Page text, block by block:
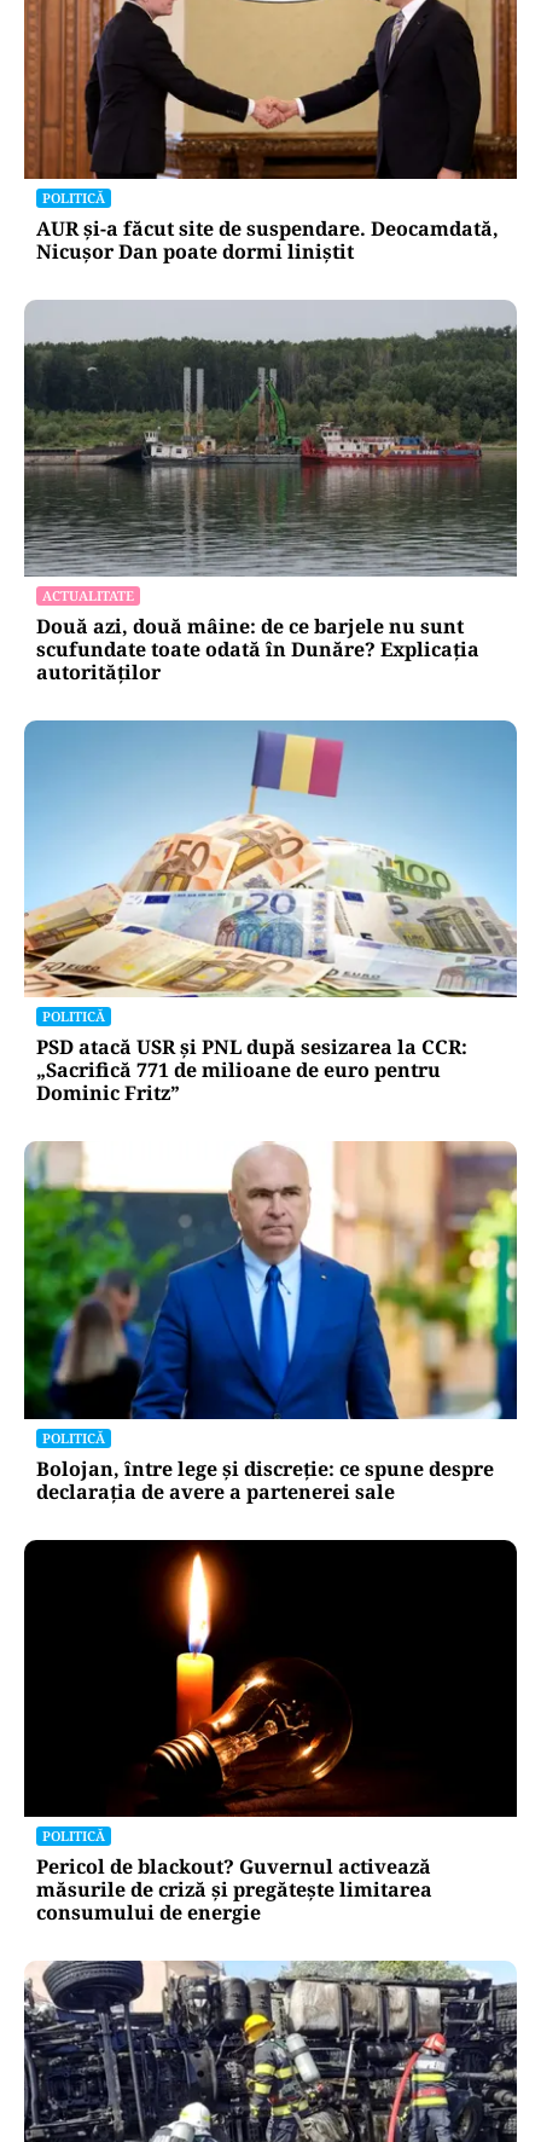
POLITICĂ
AUR și-a făcut site de suspendare. Deocamdată,
Nicușor Dan poate dormi liniștit
ACTUALITATE
Două azi, două mâine: de ce barjele nu sunt
scufundate toate odată în Dunăre? Explicația
autorităților
POLITICĂ
PSD atacă USR și PNL după sesizarea la CCR:
„Sacrifică 771 de milioane de euro pentru
Dominic Fritz”
POLITICĂ
Bolojan, între lege și discreție: ce spune despre
declarația de avere a partenerei sale
POLITICĂ
Pericol de blackout? Guvernul activează
măsurile de criză și pregătește limitarea
consumului de energie